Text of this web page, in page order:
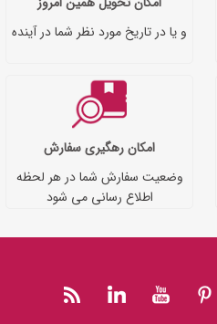
و یا در تاریخ مورد نظر شما در آینده
امکان رهگیری سفارش
وضعیت سفارش شما در هر لحظه
اطلاع رسانی می شود